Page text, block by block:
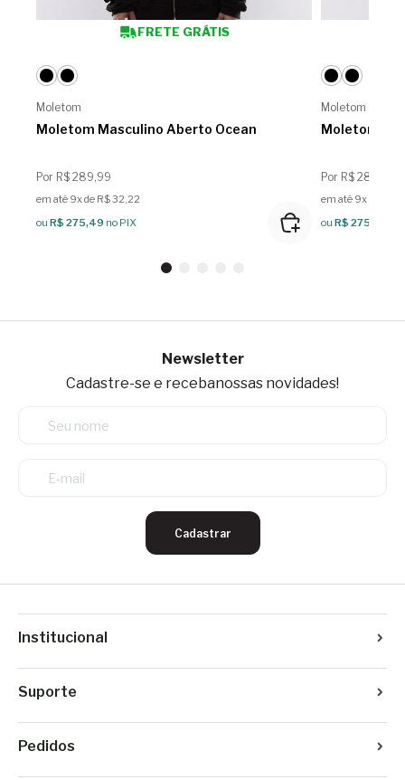
FRETE GRÁTIS
Moletom
Moletom Masculino Aberto Ocean
Por R$ 289,99
em até 9x de R$ 32,22
ou R$ 275,49 no PIX
Moletom
Moletom
Por R$ 289,99
em até 9x de R$
ou R$ 275,49
Newsletter
Cadastre-se e recebanossas novidades!
Cadastrar
Institucional
Suporte
Pedidos